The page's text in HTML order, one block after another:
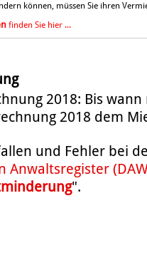
können, müssen Sie ihren
finden Sie hier ...
2018: Bis
2018 dem
und Fehler bei
Anwaltsregister
".